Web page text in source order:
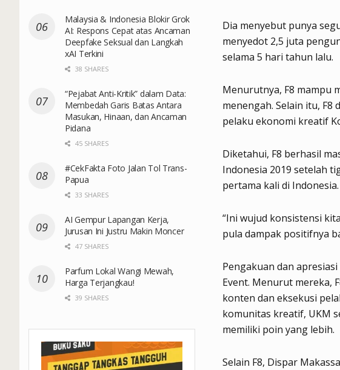
Dia menyebut punya
menyedot 2,5 juta
selama 5 hari tahun lalu.
Menurutnya, F8 mampu
menengah. Selain itu,
pelaku ekonomi kreatif
Diketahui, F8 berhasil
Indonesia 2019 setelah
pertama kali di Indonesia.
“Ini wujud konsistensi
pula dampak positifnya
Pengakuan dan
Event. Menurut mereka,
konten dan eksekusi
komunitas kreatif, UKM
memiliki poin yang lebih.
Selain F8, Dispar
Malaysia & Indonesia Blokir Grok
AI: Respons Cepat atas Ancaman
Deepfake Seksual dan Langkah
xAI Terkini
38 SHARES
“Pejabat Anti-Kritik” dalam Data:
Membedah Garis Batas Antara
Masukan, Hinaan, dan Ancaman
Pidana
45 SHARES
#CekFakta Foto Jalan Tol Trans-
Papua
33 SHARES
AI Gempur Lapangan Kerja,
Jurusan Ini Justru Makin Moncer
47 SHARES
Parfum Lokal Wangi Mewah,
Harga Terjangkau!
39 SHARES